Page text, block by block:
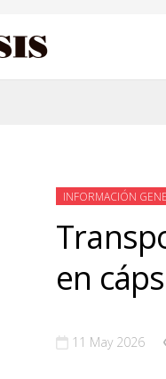
INFORMACIÓN
en
11 May 2026